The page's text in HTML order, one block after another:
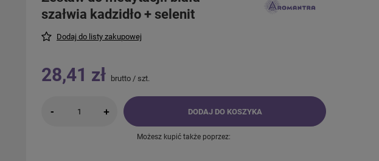
szałwia kadzidło + selenit
Dodaj do listy zakupowej
28,41 zł brutto / szt.
- + DODAJ DO KOSZYKA
Możesz kupić także poprzez: